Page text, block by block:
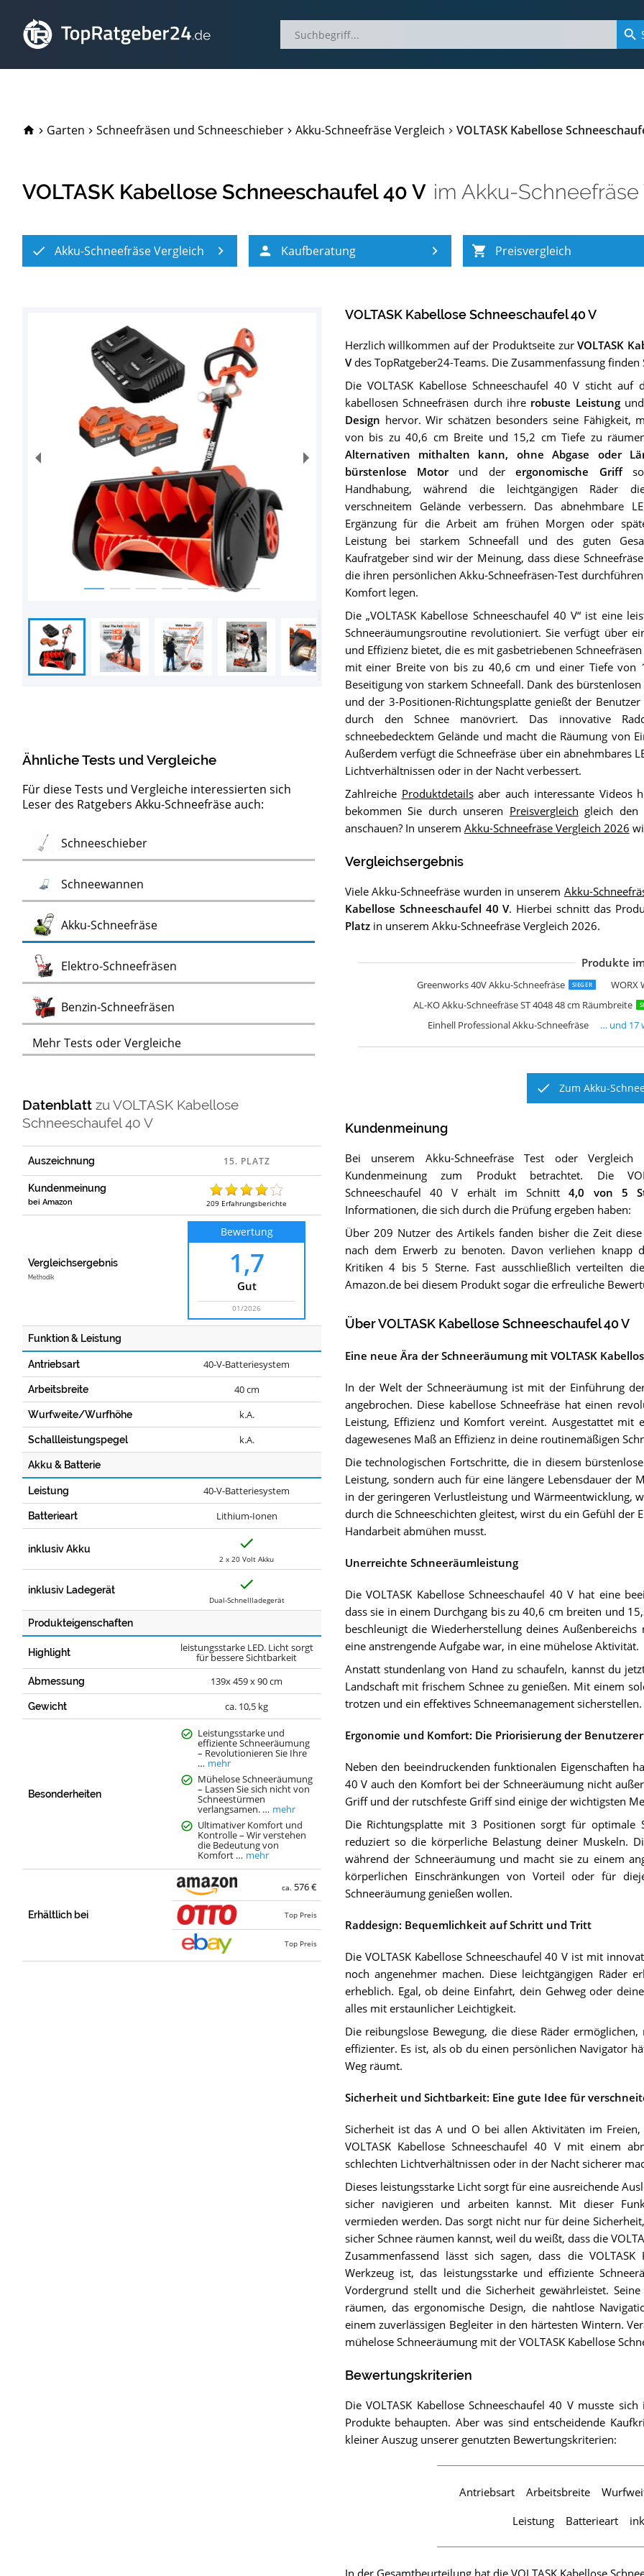
TopRatgeber24.de
Garten Schneefräsen und Schneeschieber Akku-Schneefräse Vergleich VOLTASK Kabellose
VOLTASK Kabellose Schneeschaufel 40 V im Akku-Schneefräse
Akku-Schneefräse Vergleich Kaufberatung Preisvergleich
Ähnliche Tests und Vergleiche
Für diese Tests und Vergleiche interessierten sich
Leser des Ratgebers Akku-Schneefräse auch:
SchneeschieberTest
Schneewannen
Akku-SchneefräseTest
Elektro-Schneefräsen
Benzin-Schneefräsen
Schneehexen
Test
Schneeschieber mit Rädern
Benzin-Kehrmaschinen
UniversalschieberTest
Motorbesen
Test
Mehr Tests oder Vergleiche
DatenblattzuVOLTASK Kabellose
Schneeschaufel 40 V
Auszeichnung
Kundenmeinung
bei Amazon 209 Erfahrungsberichte
Vergleichsergebnis
Methodik
Bewertung
1,7
Gut
01/2026
Funktion & Leistung
Antriebsart 40-V-Batteriesystem
Arbeitsbreite 40 cm
Wurfweite/Wurfhöhe k.A.
Schallleistungspegel k.A.
Akku & Batterie
Leistung 40-V-Batteriesystem
Batterieart Lithium-Ionen
inklusiv Akku
2 x 20 Volt Akku
inklusiv Ladegerät
Dual-Schnellladegerät
Produkteigenschaften
Highlight leistungsstarke LED. Licht sorgt
für bessere Sichtbarkeit
Abmessung 139x 459 x 90 cm
Gewicht ca. 10,5 kg
Besonderheiten
Leistungsstarke und
effiziente Schneeräumung
– Revolutionieren Sie Ihre
… mehr
Mühelose Schneeräumung
– Lassen Sie sich nicht von
Schneestürmen
verlangsamen. … mehr
Ultimativer Komfort und
Kontrolle – Wir verstehen
die Bedeutung von
Komfort … mehr
Erhältlich bei
ca. 576 €
Top Preis
Top Preis
VOLTASK Kabellose Schneeschaufel 40 V
Herzlich willkommen auf der Produktseite zurVOLTASK
Vdes TopRatgeber24-Teams. Die Zusammenfassung finden
Die VOLTASK Kabellose Schneeschaufel 40 V sticht
kabellosen Schneefräsen durch ihre robuste Leistung
Design hervor. Wir schätzen besonders seine Fähigkeit,
von bis zu 40,6 cm Breite und 15,2 cm Tiefe zu
Alternativen mithalten kann, ohne Abgase oder
bürstenlose Motorund derergonomische Griff
Handhabung, während die leichtgängigen Räder
verschneitem Gelände verbessern. Das abnehmbare
Ergänzung für die Arbeit am frühen Morgen oder
Leistung bei starkem Schneefall und des guten
Kaufratgeber sind wir der Meinung, dass diese
die ihren persönlichen Akku-Schneefräsen-Test
Komfort legen.
Die „VOLTASK Kabellose Schneeschaufel 40 V“ ist eine
Schneeräumungsroutine revolutioniert. Sie verfügt über
und Effizienz bietet, die es mit gasbetriebenen
mit einer Breite von bis zu 40,6 cm und einer Tiefe
Beseitigung von starkem Schneefall. Dank des
und der 3-Positionen-Richtungsplatte genießt der
durch den Schnee manövriert. Das innovative
schneebedecktem Gelände und macht die Räumung von
Außerdem verfügt die Schneefräse über ein abnehmbares
Lichtverhältnissen oder in der Nacht verbessert.
Zahlreiche Produktdetailsaber auch interessante Videos
bekommen Sie durch unseren Preisvergleich gleich den
anschauen? In unserem Akku-Schneefräse Vergleich 2026
Vergleichsergebnis
Viele Akku-Schneefräse wurden in unserem Akku-
Kabellose Schneeschaufel 40 V. Hierbei schnitt das
Platzin unserem Akku-Schneefräse Vergleich 2026.
Produkte
Greenworks 40V Akku-Schneefräse SIEGER WORX
AL-KO Akku-Schneefräse ST 4048 48 cm Räumbreite
Einhell Professional Akku-Schneefräse
… und 17
Zum Akku-
Kundenmeinung
Bei unserem Akku-SchneefräseTest oder Vergleich
Kundenmeinung zum Produkt betrachtet.
Die
Schneeschaufel 40 V erhält im Schnitt4,0 von 5
Informationen, die sich durch die Prüfung ergeben haben:
Über 209 Nutzer des Artikels fanden bisher die Zeit diese
nach dem Erwerb zu benoten. Davon verliehen knapp
Kritiken 4 bis 5 Sterne. Fast ausschließlich verteilten
Amazon.de bei diesem Produkt sogar die erfreuliche
Über VOLTASK Kabellose Schneeschaufel 40 V
Eine neue Ära der Schneeräumung mit VOLTASK
In der Welt der Schneeräumung ist mit der Einführung
angebrochen. Diese kabellose Schneefräse hat einen
Leistung, Effizienz und Komfort vereint. Ausgestattet
dagewesenes Maß an Effizienz in deine routinemäßigen
Die technologischen Fortschritte, die in diesem
Leistung, sondern auch für eine längere Lebensdauer der
in der geringeren Verlustleistung und Wärmeentwicklung,
durch die Schneeschichten gleitest, wirst du ein Gefühl
Handarbeit abmühen musst.
Unerreichte Schneeräumleistung
Die VOLTASK Kabellose Schneeschaufel 40 V hat eine
dass sie in einem Durchgang bis zu 40,6 cm breiten und
beschleunigt die Wiederherstellung deines
eine anstrengende Aufgabe war, in eine mühelose Aktivität.
Anstatt stundenlang von Hand zu schaufeln, kannst du
Landschaft mit frischem Schnee zu genießen. Mit einem
trotzen und ein effektives Schneemanagement sicherstellen.
Ergonomie und Komfort: Die Priorisierung der
Neben den beeindruckenden funktionalen Eigenschaften
40 V auch den Komfort bei der Schneeräumung nicht
Griff und der rutschfeste Griff sind einige der wichtigsten
Die Richtungsplatte mit 3 Positionen sorgt für
reduziert so die körperliche Belastung deiner Muskeln.
während der Schneeräumung und macht sie zu einem
körperlichen Einschränkungen von Vorteil oder für
Schneeräumung genießen wollen.
Raddesign: Bequemlichkeit auf Schritt und Tritt
Die VOLTASK Kabellose Schneeschaufel 40 V ist mit
noch angenehmer machen. Diese leichtgängigen Räder
erheblich. Egal, ob deine Einfahrt, dein Gehweg oder
alles mit erstaunlicher Leichtigkeit.
Die reibungslose Bewegung, die diese Räder
effizienter. Es ist, als ob du einen persönlichen Navigator
Weg räumt.
Sicherheit und Sichtbarkeit: Eine gute Idee für
Sicherheit ist das A und O bei allen Aktivitäten im
VOLTASK Kabellose Schneeschaufel 40 V mit einem
schlechten Lichtverhältnissen oder in der Nacht sicherer
Dieses leistungsstarke Licht sorgt für eine ausreichende
sicher navigieren und arbeiten kannst. Mit dieser
vermieden werden. Das sorgt nicht nur für deine
sicher Schnee räumen kannst, weil du weißt, dass die
Zusammenfassend lässt sich sagen, dass die
Werkzeug ist, das leistungsstarke und effiziente
Vordergrund stellt und die Sicherheit gewährleistet.
räumen, das ergonomische Design, die nahtlose
einem zuverlässigen Begleiter in den härtesten Wintern.
mühelose Schneeräumung mit der VOLTASK Kabellose
Bewertungskriterien
Die VOLTASK Kabellose Schneeschaufel 40 V musste
Produkte behaupten. Aber was sind entscheidende
kleiner Auszug unserer genutzten Bewertungskriterien:
Antriebsart Arbeitsbreite
Leistung
Batterieart